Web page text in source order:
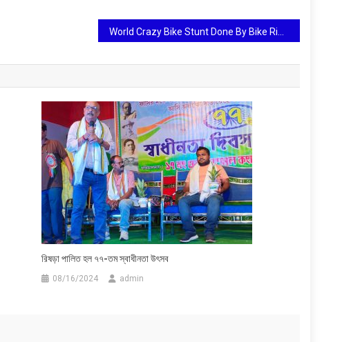
রিষড়া পালিত হল ৭৭-তম স্বাধীনতা উৎসব
08/16/2024 admin